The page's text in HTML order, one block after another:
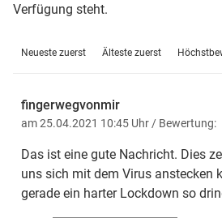
Verfügung steht.
Neueste zuerst Älteste zuerst
fingerwegvonmir
am 25.04.2021 10:45 Uhr / Bewertung:
Das ist eine gute Nachricht. Dies
uns sich mit dem Virus anstecken
gerade ein harter Lockdown so